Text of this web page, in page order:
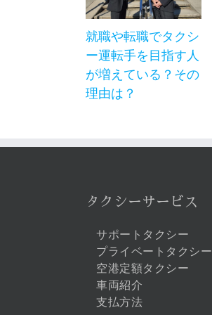
就職や転職でタクシ
ー運転手を目指す人
が増えている？その
理由は？
タクシーサービス
サポートタクシー
プライベートタクシー
空港定額タクシー
車両紹介
支払方法